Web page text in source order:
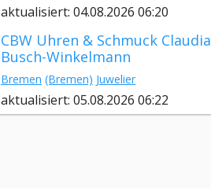
aktualisiert: 04.08.2026 06:20
CBW Uhren & Schmuck Claudia
Busch-Winkelmann
Bremen (Bremen) Juwelier
aktualisiert: 05.08.2026 06:22